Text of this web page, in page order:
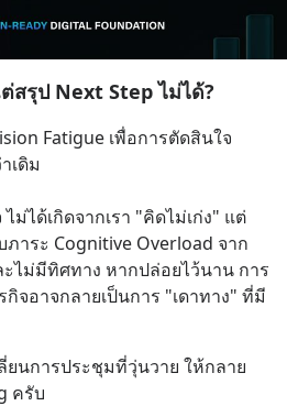
สรุป Next Step ไม่ได้?
Fatigue เพื่อการตัดสินใจ
เดิม
ม่ได้เกิดจากเรา "คิดไม่เก่ง" แต่
าระ Cognitive Overload จาก
ไม่มีทิศทาง หากปล่อยไว้นาน การ
จอาจกลายเป็นการ "เดาทาง" ที่มี
ยนการประชุมที่วุ่นวาย ให้กลาย
ครับ